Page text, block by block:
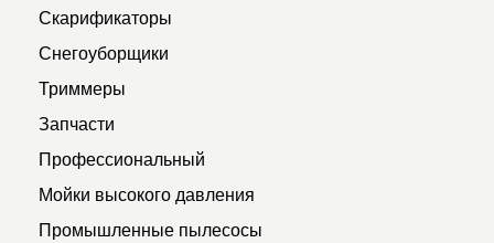
Скарификаторы
Снегоуборщики
Триммеры
Запчасти
Профессиональный
Мойки высокого давления
Промышленные пылесосы